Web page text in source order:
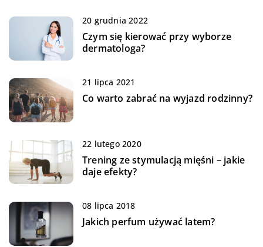
20 grudnia 2022
Czym się kierować przy wyborze
dermatologa?
21 lipca 2021
Co warto zabrać na wyjazd rodzinny?
22 lutego 2020
Trening ze stymulacją mięśni – jakie
daje efekty?
08 lipca 2018
Jakich perfum używać latem?